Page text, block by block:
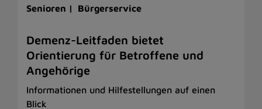
Senioren | Bürgerservice
Demenz-Leitfaden bietet
Orientierung für Betroffene und
Angehörige
Informationen und Hilfestellungen auf einen
Blick